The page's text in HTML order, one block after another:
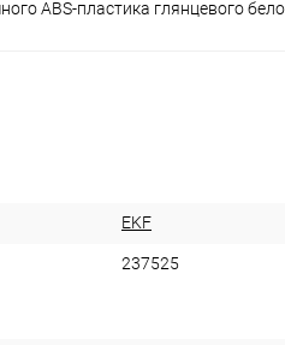
ABS-пластика глянцевого
EKF
237525